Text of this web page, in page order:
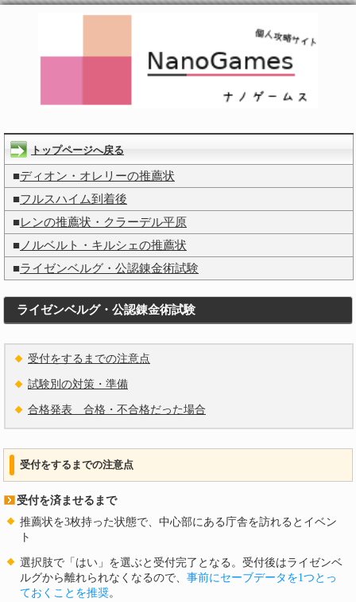
トップページへ戻る
■ディオン・オレリーの推薦状
■フルスハイム到着後
■レンの推薦状・クラーデル平原
■ノルベルト・キルシェの推薦状
■ライゼンベルグ・公認錬金術試験
ライゼンベルグ・公認錬金術試験
受付をするまでの注意点
試験別の対策・準備
合格発表 合格・不合格だった場合
受付をするまでの注意点
受付を済ませるまで
推薦状を3枚持った状態で、中心部にある庁舎を訪れるとイベン
ト
選択肢で「はい」を選ぶと受付完了となる。受付後はライゼンベ
ルグから離れられなくなるので、 事前にセーブデータを1つとっ
ておくことを推奨。